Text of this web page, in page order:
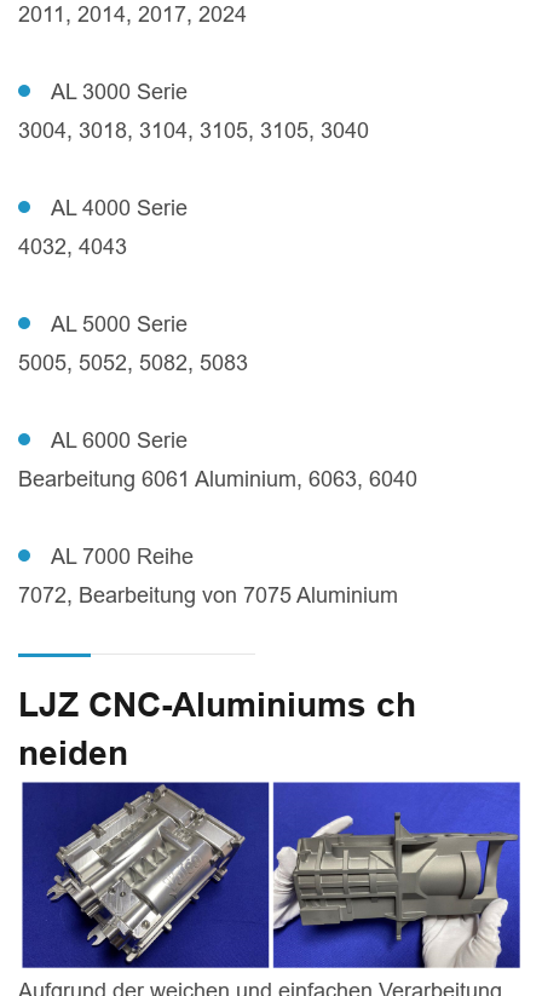
2011, 2014, 2017, 2024
AL 3000 Serie
3004, 3018, 3104, 3105, 3105, 3040
AL 4000 Serie
4032, 4043
AL 5000 Serie
5005, 5052, 5082, 5083
AL 6000 Serie
Bearbeitung 6061 Aluminium, 6063, 6040
AL 7000 Reihe
7072, Bearbeitung von 7075 Aluminium
LJZ CNC-Aluminiums ch
neiden
Aufgrund der weichen und einfachen Verarbeitung